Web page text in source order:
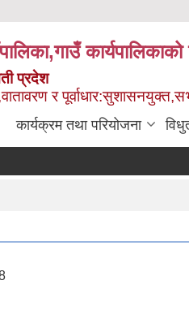
कार्यपालिकाको
प्रदेश
र
कार्यक्रम तथा परियोजना